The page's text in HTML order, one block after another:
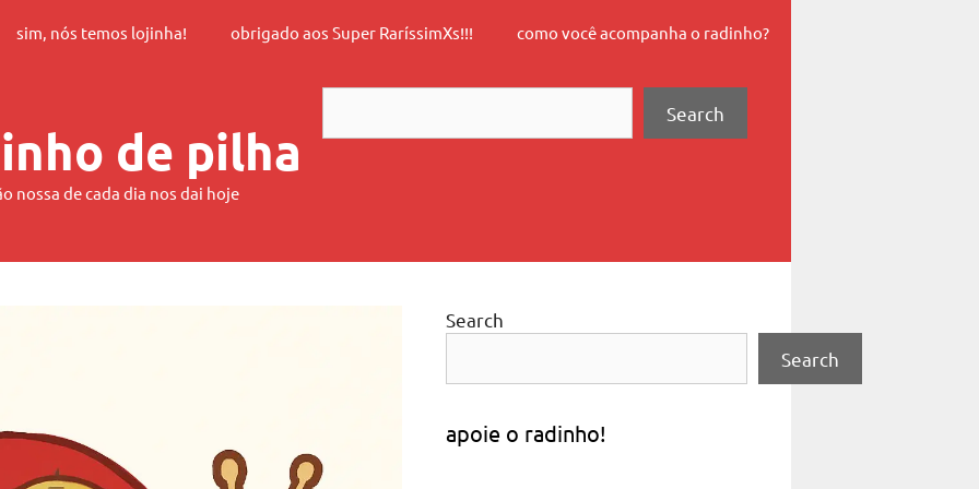
sim, nós temos lojinha! obrigado aos Super RaríssimXs!!! como você acompanha o radinho?
Search
de pilha
nossa de cada dia nos dai hoje
Search
Search
apoie o radinho!